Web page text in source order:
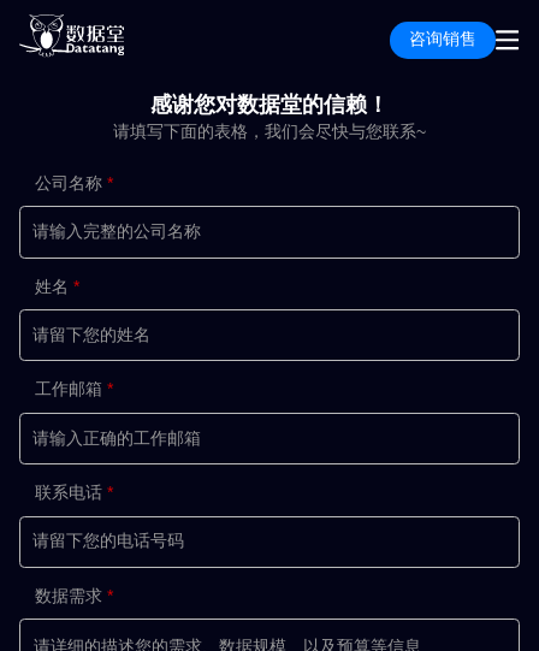
咨询销售
感谢您对数据堂的信赖！
请填写下面的表格，我们会尽快与您联系~
公司名称
姓名
工作邮箱
联系电话
数据需求